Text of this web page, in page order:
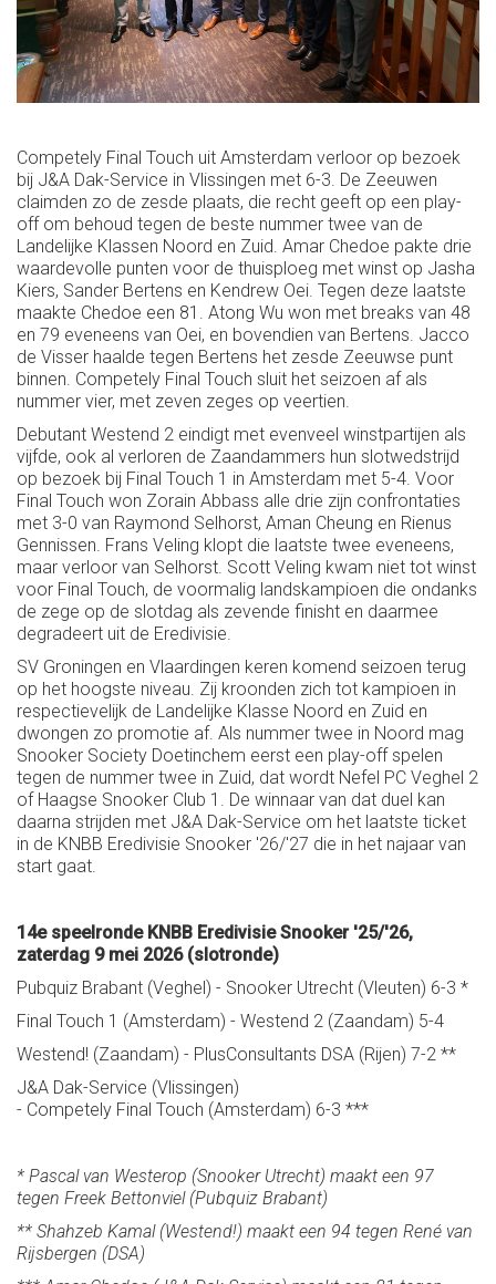
Competely Final Touch uit Amsterdam verloor op bezoek
bij J&A Dak-Service in Vlissingen met 6-3. De Zeeuwen
claimden zo de zesde plaats, die recht geeft op een play-
off om behoud tegen de beste nummer twee van de
Landelijke Klassen Noord en Zuid. Amar Chedoe pakte drie
waardevolle punten voor de thuisploeg met winst op Jasha
Kiers, Sander Bertens en Kendrew Oei. Tegen deze laatste
maakte Chedoe een 81. Atong Wu won met breaks van 48
en 79 eveneens van Oei, en bovendien van Bertens. Jacco
de Visser haalde tegen Bertens het zesde Zeeuwse punt
binnen. Competely Final Touch sluit het seizoen af als
nummer vier, met zeven zeges op veertien.
Debutant Westend 2 eindigt met evenveel winstpartijen als
vijfde, ook al verloren de Zaandammers hun slotwedstrijd
op bezoek bij Final Touch 1 in Amsterdam met 5-4. Voor
Final Touch won Zorain Abbass alle drie zijn confrontaties
met 3-0 van Raymond Selhorst, Aman Cheung en Rienus
Gennissen. Frans Veling klopt die laatste twee eveneens,
maar verloor van Selhorst. Scott Veling kwam niet tot winst
voor Final Touch, de voormalig landskampioen die ondanks
de zege op de slotdag als zevende finisht en daarmee
degradeert uit de Eredivisie.
SV Groningen en Vlaardingen keren komend seizoen terug
op het hoogste niveau. Zij kroonden zich tot kampioen in
respectievelijk de Landelijke Klasse Noord en Zuid en
dwongen zo promotie af. Als nummer twee in Noord mag
Snooker Society Doetinchem eerst een play-off spelen
tegen de nummer twee in Zuid, dat wordt Nefel PC Veghel 2
of Haagse Snooker Club 1. De winnaar van dat duel kan
daarna strijden met J&A Dak-Service om het laatste ticket
in de KNBB Eredivisie Snooker '26/'27 die in het najaar van
start gaat.
14e speelronde KNBB Eredivisie Snooker '25/'26,
zaterdag 9 mei 2026 (slotronde)
Pubquiz Brabant (Veghel) - Snooker Utrecht (Vleuten) 6-3 *
Final Touch 1 (Amsterdam) - Westend 2 (Zaandam) 5-4
Westend! (Zaandam) - PlusConsultants DSA (Rijen) 7-2 **
J&A Dak-Service (Vlissingen)
- Competely Final Touch (Amsterdam) 6-3 ***
* Pascal van Westerop (Snooker Utrecht) maakt een 97
tegen Freek Bettonviel (Pubquiz Brabant)
** Shahzeb Kamal (Westend!) maakt een 94 tegen René van
Rijsbergen (DSA)